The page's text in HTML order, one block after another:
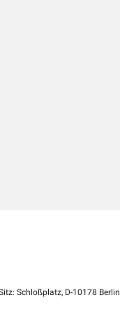
Schloßplatz, D-10178 Berlin